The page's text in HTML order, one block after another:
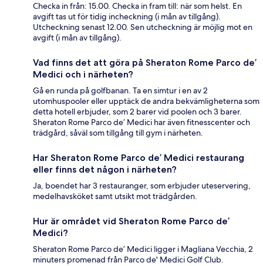
Checka in från: 15.00. Checka in fram till: när som helst. En
avgift tas ut för tidig incheckning (i mån av tillgång).
Utcheckning senast 12.00. Sen utcheckning är möjlig mot en
avgift (i mån av tillgång).
Vad finns det att göra på Sheraton Rome Parco de’
Medici och i närheten?
Gå en runda på golfbanan. Ta en simtur i en av 2
utomhuspooler eller upptäck de andra bekvämligheterna som
detta hotell erbjuder, som 2 barer vid poolen och 3 barer.
Sheraton Rome Parco de’ Medici har även fitnesscenter och
trädgård, såväl som tillgång till gym i närheten.
Har Sheraton Rome Parco de’ Medici restaurang
eller finns det någon i närheten?
Ja, boendet har 3 restauranger, som erbjuder uteservering,
medelhavsköket samt utsikt mot trädgården.
Hur är området vid Sheraton Rome Parco de’
Medici?
Sheraton Rome Parco de’ Medici ligger i Magliana Vecchia, 2
minuters promenad från Parco de' Medici Golf Club.